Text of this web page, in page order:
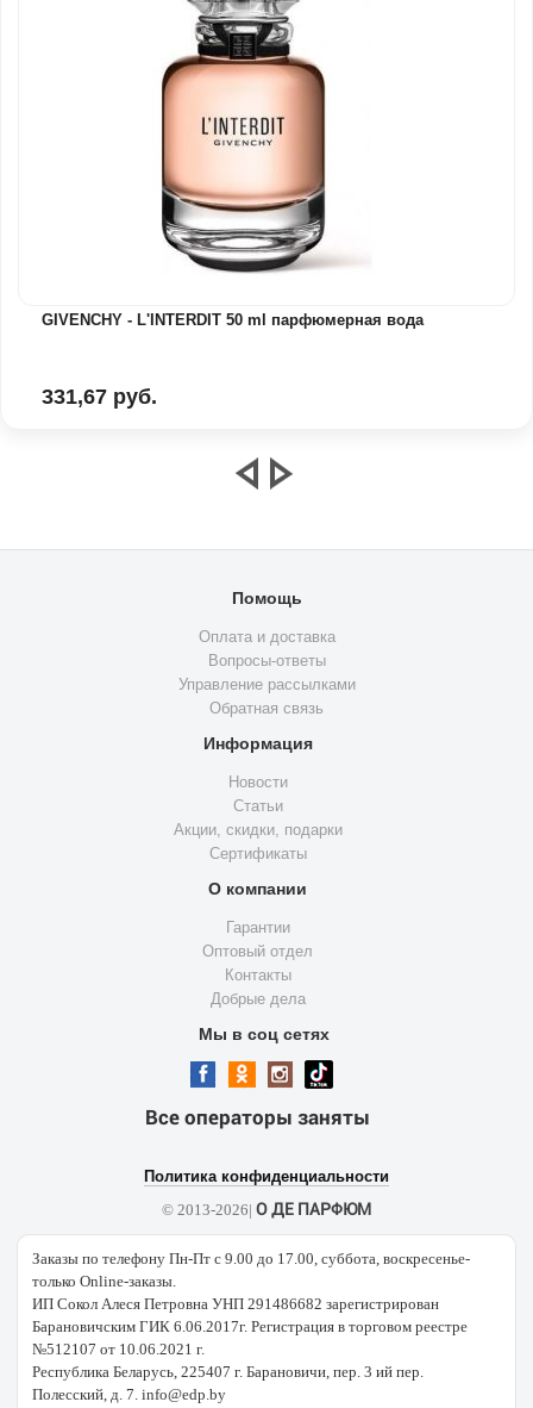
GIVENCHY - L'INTERDIT 50 ml парфюмерная вода
331,67 руб.
Помощь
Оплата и доставка
Вопросы-ответы
Управление рассылками
Обратная связь
Информация
Новости
Статьи
Акции, скидки, подарки
Сертификаты
О компании
Гарантии
Оптовый отдел
Контакты
Добрые дела
Мы в соц сетях
Все операторы заняты
Политика конфиденциальности
© 2013-2026| О ДЕ ПАРФЮМ
Заказы по телефону Пн-Пт с 9.00 до 17.00, суббота, воскресенье-
только Online-заказы.
ИП Сокол Алеся Петровна УНП 291486682 зарегистрирован
Барановичским ГИК 6.06.2017г. Регистрация в торговом реестре
№512107 от 10.06.2021 г.
Республика Беларусь, 225407 г. Барановичи, пер. 3 ий пер.
Полесский, д. 7. info@edp.by